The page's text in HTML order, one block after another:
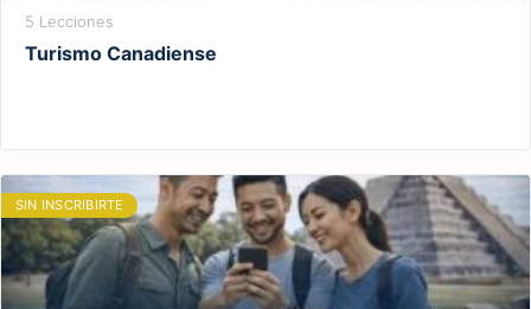
5 Lecciones
Turismo Canadiense
SIN INSCRIBIRTE